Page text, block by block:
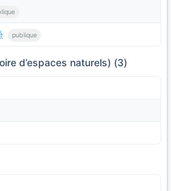
publique
d’espaces naturels) (3)